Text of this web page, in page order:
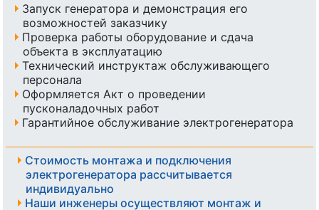
Запуск генератора и демонстрация его
возможностей заказчику
Проверка работы оборудование и сдача
объекта в эксплуатацию
Технический инструктаж обслуживающего
персонала
Оформляется Акт о проведении
пусконаладочных работ
Гарантийное обслуживание электрогенератора
Стоимость монтажа и подключения
электрогенератора рассчитывается
индивидуально
Наши инженеры осуществляют монтаж и